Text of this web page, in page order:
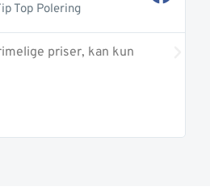
Top Polering
priser, kan kun